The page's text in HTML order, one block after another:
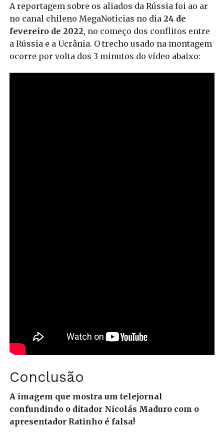
A reportagem sobre os aliados da Rússia foi ao ar
no canal chileno MegaNoticias no dia 24 de
fevereiro de 2022, no começo dos conflitos entre
a Rússia e a Ucrânia. O trecho usado na montagem
ocorre por volta dos 3 minutos do vídeo abaixo:
Conclusão
A imagem que mostra um telejornal
confundindo o ditador Nicolás Maduro com o
apresentador Ratinho é falsa!